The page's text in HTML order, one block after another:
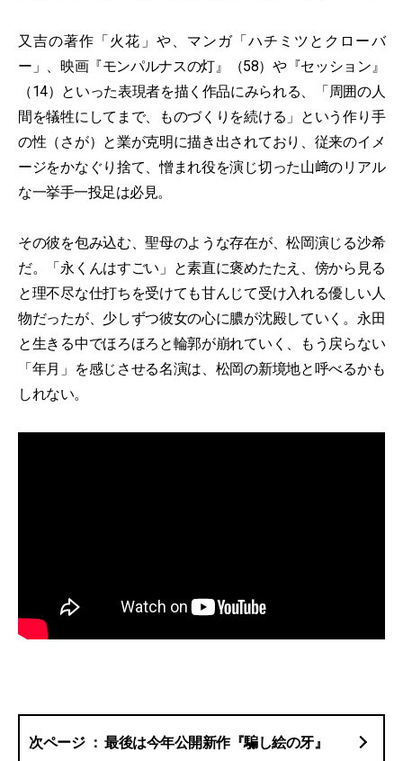
又吉の著作「火花」や、マンガ「ハチミツとクローバ
ー」、映画『モンパルナスの灯』（58）や『セッション』
（14）といった表現者を描く作品にみられる、「周囲の人
間を犠牲にしてまで、ものづくりを続ける」という作り手
の性（さが）と業が克明に描き出されており、従来のイメ
ージをかなぐり捨て、憎まれ役を演じ切った山﨑のリアル
な一挙手一投足は必見。
その彼を包み込む、聖母のような存在が、松岡演じる沙希
だ。「永くんはすごい」と素直に褒めたたえ、傍から見る
と理不尽な仕打ちを受けても甘んじて受け入れる優しい人
物だったが、少しずつ彼女の心に膿が沈殿していく。永田
と生きる中でほろほろと輪郭が崩れていく、もう戻らない
「年月」を感じさせる名演は、松岡の新境地と呼べるかも
しれない。
最後は今年公開新作『騙し絵の牙』